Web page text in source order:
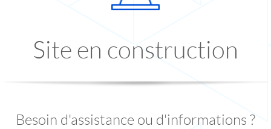
Site en construction
Besoin d'assistance ou d'informations ?